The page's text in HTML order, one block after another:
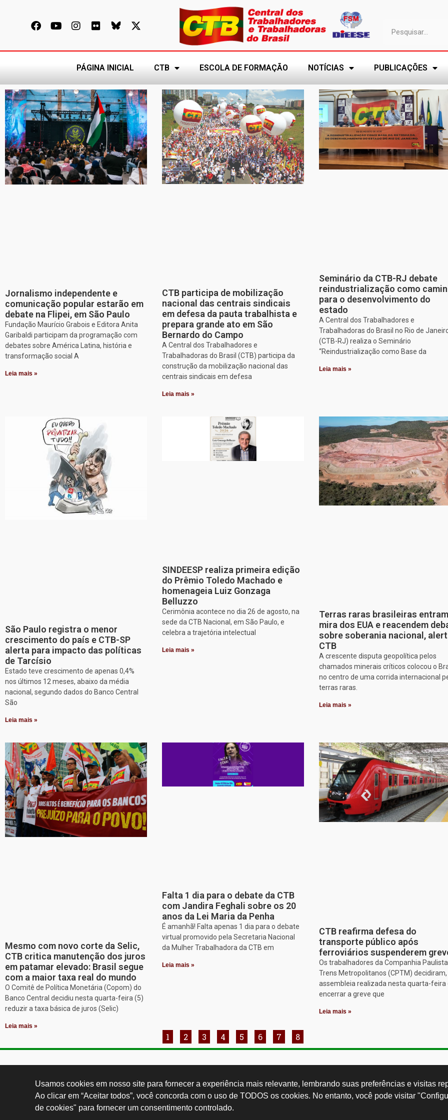
PÁGINA INICIAL CTB ESCOLA DE FORMAÇÃO NOTÍCIAS PUBLICAÇÕES
Jornalismo independente e
comunicação popular estarão em
debate na Flipei, em São Paulo
Fundação Maurício Grabois e Editora Anita
Garibaldi participam da programação com
debates sobre América Latina, história e
transformação social A
Leia mais »
CTB participa de mobilização
nacional das centrais sindicais
em defesa da pauta trabalhista e
prepara grande ato em São
Bernardo do Campo
A Central dos Trabalhadores e
Trabalhadoras do Brasil (CTB) participa da
construção da mobilização nacional das
centrais sindicais em defesa
Leia mais »
Seminário da CTB-RJ debate
reindustrialização como
para o desenvolvimento do
estado
A Central dos Trabalhadores e
Trabalhadoras do Brasil no Rio de
(CTB-RJ) realiza o Seminário
“Reindustrialização como Base da
Leia mais »
São Paulo registra o menor
crescimento do país e CTB-SP
alerta para impacto das políticas
de Tarcísio
Estado teve crescimento de apenas 0,4%
nos últimos 12 meses, abaixo da média
nacional, segundo dados do Banco Central
São
Leia mais »
SINDEESP realiza primeira edição
do Prêmio Toledo Machado e
homenageia Luiz Gonzaga
Belluzzo
Cerimônia acontece no dia 26 de agosto, na
sede da CTB Nacional, em São Paulo, e
celebra a trajetória intelectual
Leia mais »
Terras raras brasileiras
mira dos EUA e reacendem
sobre soberania nacional,
CTB
A crescente disputa geopolítica pelos
chamados minerais críticos colocou o
no centro de uma corrida internacional
terras raras.
Leia mais »
Mesmo com novo corte da Selic,
CTB critica manutenção dos juros
em patamar elevado: Brasil segue
com a maior taxa real do mundo
O Comitê de Política Monetária (Copom) do
Banco Central decidiu nesta quarta-feira (5)
reduzir a taxa básica de juros (Selic)
Leia mais »
Falta 1 dia para o debate da CTB
com Jandira Feghali sobre os 20
anos da Lei Maria da Penha
É amanhã! Falta apenas 1 dia para o debate
virtual promovido pela Secretaria Nacional
da Mulher Trabalhadora da CTB em
Leia mais »
CTB reafirma defesa do
transporte público após
ferroviários suspenderem
Os trabalhadores da Companhia
Trens Metropolitanos (CPTM)
assembleia realizada nesta quarta-feira
encerrar a greve que
Leia mais »
1 2 3 4 5 6 7 8
Paulo - SP -
Usamos cookies em nosso site para fornecer a experiência mais relevante, lembrando suas preferências e visitas
Ao clicar em “Aceitar todos”, você concorda com o uso de TODOS os cookies. No entanto, você pode visitar
de cookies" para fornecer um consentimento controlado.